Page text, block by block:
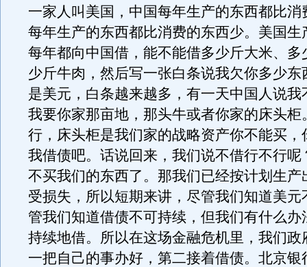
一家人叫美国，中国每年生产的东西都比消
每年生产的东西都比消费的东西少。美国生
每年都向中国借，能不能借多少斤大米、多
少斤牛肉，然后写一张白条说我欠你多少东
是美元，白条越来越多，有一天中国人说我
我要你家那亩地，那头牛或者你家的床头柜
行，床头柜是我们家的战略资产你不能买，
我借债吧。话说回来，我们说不借行不行呢
不买我们的东西了。那我们已经按计划生产
受损失，所以短期来讲，尽管我们知道美元
管我们知道借债不可持续，但我们有什么办
持续地借。所以在这场金融危机里，我们政
一把自己的事办好，第二接着借债。北京银